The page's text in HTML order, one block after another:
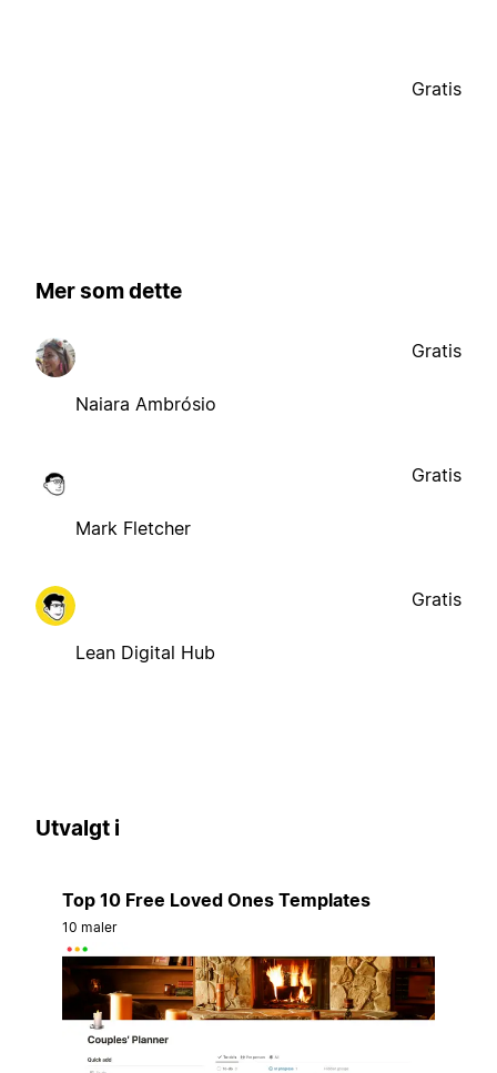
Gratis
Mer som dette
Naiara Ambrósio
Gratis
Mark Fletcher
Gratis
Lean Digital Hub
Gratis
Utvalgt i
Top 10 Free Loved Ones Templates
10 maler